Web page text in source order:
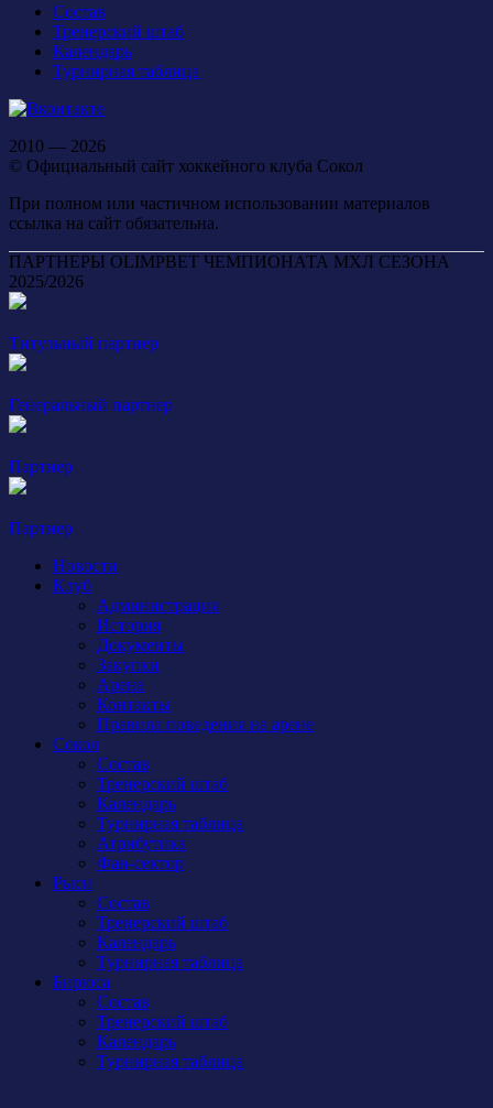
Состав
Тренерский штаб
Календарь
Турнирная таблица
2010 — 2026
© Официальный сайт хоккейного клуба Сокол
При полном или частичном использовании материалов
ссылка на сайт обязательна.
ПАРТНЕРЫ OLIMPBET ЧЕМПИОНАТА МХЛ СЕЗОНА
2025/2026
Титульный партнер
Генеральный партнер
Партнер
Партнер
Новости
Клуб
Администрация
История
Документы
Закупки
Арена
Контакты
Правила поведения на арене
Сокол
Состав
Тренерский штаб
Календарь
Турнирная таблица
Атрибутика
Фан-сектор
Рыси
Состав
Тренерский штаб
Календарь
Турнирная таблица
Бирюса
Состав
Тренерский штаб
Календарь
Турнирная таблица